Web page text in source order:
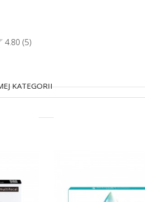
4.80 (5)
KATEGORII